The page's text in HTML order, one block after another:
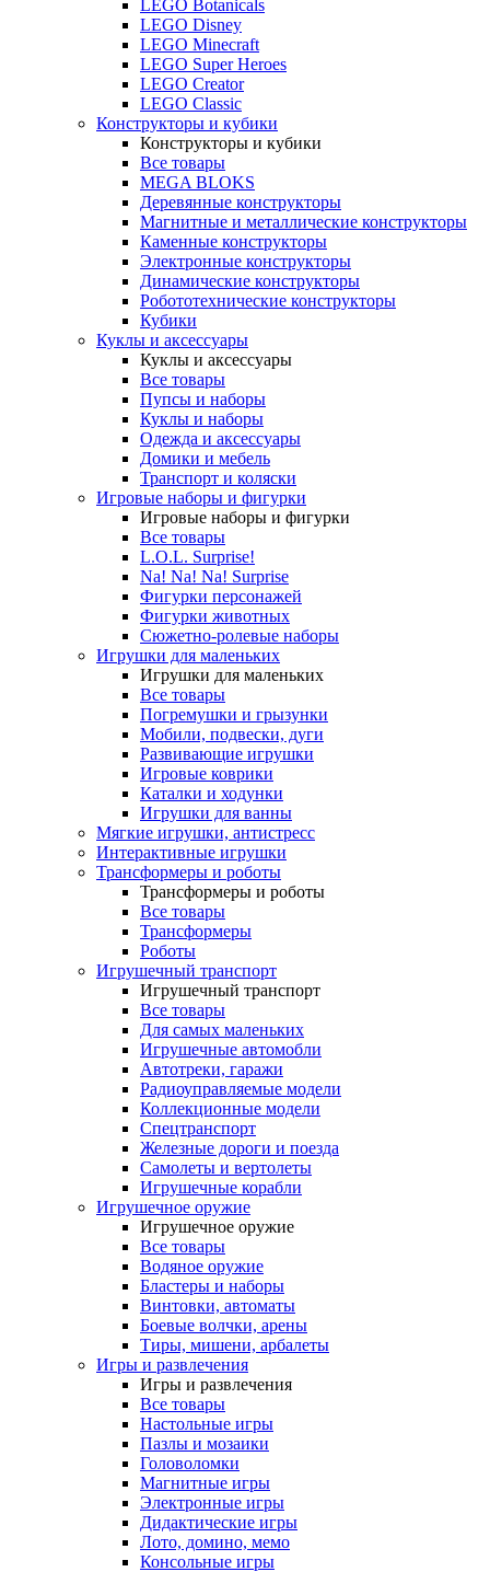
LEGO Botanicals
LEGO Disney
LEGO Minecraft
LEGO Super Heroes
LEGO Creator
LEGO Classic
Конструкторы и кубики
Конструкторы и кубики
Все товары
MEGA BLOKS
Деревянные конструкторы
Магнитные и металлические конструкторы
Каменные конструкторы
Электронные конструкторы
Динамические конструкторы
Робототехнические конструкторы
Кубики
Куклы и аксессуары
Куклы и аксессуары
Все товары
Пупсы и наборы
Куклы и наборы
Одежда и аксессуары
Домики и мебель
Транспорт и коляски
Игровые наборы и фигурки
Игровые наборы и фигурки
Все товары
L.O.L. Surprise!
Na! Na! Na! Surprise
Фигурки персонажей
Фигурки животных
Сюжетно-ролевые наборы
Игрушки для маленьких
Игрушки для маленьких
Все товары
Погремушки и грызунки
Мобили, подвески, дуги
Развивающие игрушки
Игровые коврики
Каталки и ходунки
Игрушки для ванны
Мягкие игрушки, антистресс
Интерактивные игрушки
Трансформеры и роботы
Трансформеры и роботы
Все товары
Трансформеры
Роботы
Игрушечный транспорт
Игрушечный транспорт
Все товары
Для самых маленьких
Игрушечные автомобли
Автотреки, гаражи
Радиоуправляемые модели
Коллекционные модели
Спецтранспорт
Железные дороги и поезда
Самолеты и вертолеты
Игрушечные корабли
Игрушечное оружие
Игрушечное оружие
Все товары
Водяное оружие
Бластеры и наборы
Винтовки, автоматы
Боевые волчки, арены
Тиры, мишени, арбалеты
Игры и развлечения
Игры и развлечения
Все товары
Настольные игры
Пазлы и мозаики
Головоломки
Магнитные игры
Электронные игры
Дидактические игры
Лото, домино, мемо
Консольные игры